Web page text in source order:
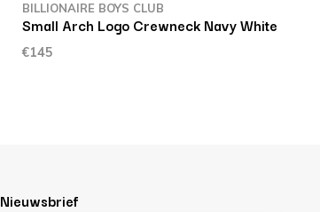
BILLIONAIRE BOYS CLUB
Small Arch Logo Crewneck Navy White
€145
Nieuwsbrief